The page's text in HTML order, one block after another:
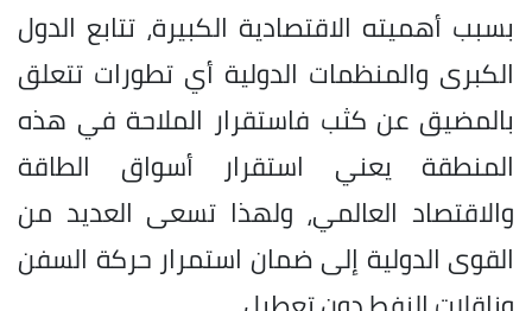
بسبب أهميته الاقتصادية الكبيرة، تتابع الدول
الكبرى والمنظمات الدولية أي تطورات تتعلق
بالمضيق عن كثب فاستقرار الملاحة في هذه
المنطقة يعني استقرار أسواق الطاقة
والاقتصاد العالمي، ولهذا تسعى العديد من
القوى الدولية إلى ضمان استمرار حركة السفن